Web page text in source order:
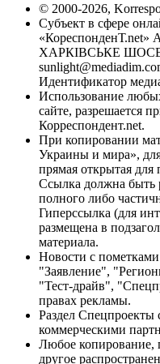
© 2000-2026,
Субъект в сфере
«КореспонденТ.net»
ХАРКІВСЬКЕ ШОСЕ,
Идентификатор
Использование
сайте, разрешается
Корреспондент.net.
При копировании
Украины и мира»,
прямая открытая для
Ссылка должна быть
полного либо
Гиперссылка (для
размещена в
материала.
Новости с
"Заявление",
"Тест-драйв",
правах рекламы.
Раздел Спецпроекты
коммерческими
Любое копирование,
другое